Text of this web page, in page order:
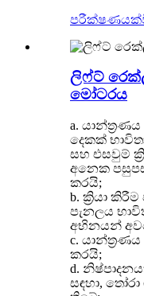
පරීක්ෂණයක්
ලිෆ්ට්
මෝටරය
a.
දෙකක්
සහ එසවුම්
අනෙක
කරයි;
b. ක්‍රියා
පැනලය
අභිනයන්
c.
කරයි;
d.
සඳහා,